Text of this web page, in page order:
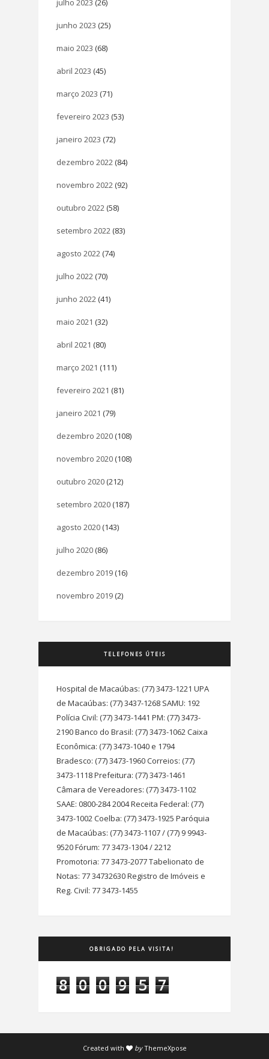
julho 2023 (26)
junho 2023 (25)
maio 2023 (68)
abril 2023 (45)
março 2023 (71)
fevereiro 2023 (53)
janeiro 2023 (72)
dezembro 2022 (84)
novembro 2022 (92)
outubro 2022 (58)
setembro 2022 (83)
agosto 2022 (74)
julho 2022 (70)
junho 2022 (41)
maio 2021 (32)
abril 2021 (80)
março 2021 (111)
fevereiro 2021 (81)
janeiro 2021 (79)
dezembro 2020 (108)
novembro 2020 (108)
outubro 2020 (212)
setembro 2020 (187)
agosto 2020 (143)
julho 2020 (86)
dezembro 2019 (16)
novembro 2019 (2)
TELEFONES ÚTEIS
Hospital de Macaúbas: (77) 3473-1221 UPA
de Macaúbas: (77) 3437-1268 SAMU: 192
Polícia Civil: (77) 3473-1441 PM: (77) 3473-
2190 Banco do Brasil: (77) 3473-1062 Caixa
Econômica: (77) 3473-1040 e 1794
Bradesco: (77) 3473-1960 Correios: (77)
3473-1118 Prefeitura: (77) 3473-1461
Câmara de Vereadores: (77) 3473-1102
SAAE: 0800-284 2004 Receita Federal: (77)
3473-1002 Coelba: (77) 3473-1925 Paróquia
de Macaúbas: (77) 3473-1107 / (77) 9 9943-
9520 Fórum: 77 3473-1304 / 2212
Promotoria: 77 3473-2077 Tabelionato de
Notas: 77 34732630 Registro de Imóveis e
Reg. Civil: 77 3473-1455
OBRIGADO PELA VISITA!
8 0 0 9 5 7
Created with by ThemeXpose